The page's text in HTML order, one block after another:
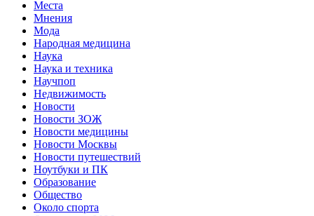
Места
Мнения
Мода
Народная медицина
Наука
Наука и техника
Научпоп
Недвижимость
Новости
Новости ЗОЖ
Новости медицины
Новости Москвы
Новости путешествий
Ноутбуки и ПК
Образование
Общество
Около спорта